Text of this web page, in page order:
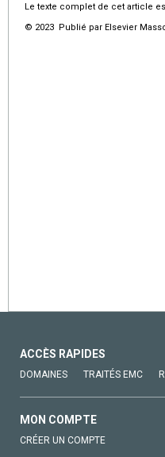
Le texte complet de cet article
© 2023 Publié par Elsevier
ACCÈS RAPIDES
DOMAINES TRAITÉS EMC
MON COMPTE
CRÉER UN COMPTE